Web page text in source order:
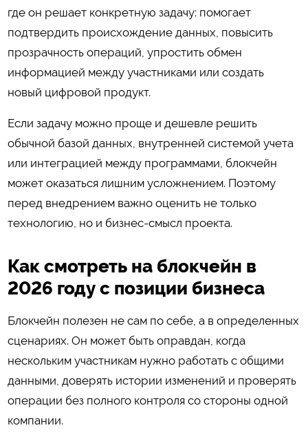
где он решает конкретную задачу: помогает
подтвердить происхождение данных, повысить
прозрачность операций, упростить обмен
информацией между участниками или создать
новый цифровой продукт.
Если задачу можно проще и дешевле решить
обычной базой данных, внутренней системой учета
или интеграцией между программами, блокчейн
может оказаться лишним усложнением. Поэтому
перед внедрением важно оценить не только
технологию, но и бизнес-смысл проекта.
Как смотреть на блокчейн в
2026 году с позиции бизнеса
Блокчейн полезен не сам по себе, а в определенных
сценариях. Он может быть оправдан, когда
нескольким участникам нужно работать с общими
данными, доверять истории изменений и проверять
операции без полного контроля со стороны одной
компании.